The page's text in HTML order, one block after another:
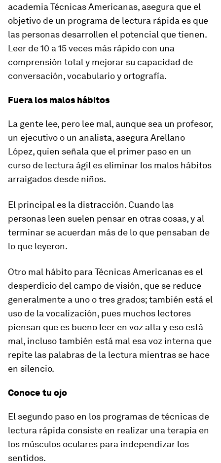
academia Técnicas Americanas, asegura que el
objetivo de un programa de lectura rápida es que
las personas desarrollen el potencial que tienen.
Leer de 10 a 15 veces más rápido con una
comprensión total y mejorar su capacidad de
conversación, vocabulario y ortografía.
Fuera los malos hábitos
La gente lee, pero lee mal, aunque sea un profesor,
un ejecutivo o un analista, asegura Arellano
López, quien señala que el primer paso en un
curso de lectura ágil es eliminar los malos hábitos
arraigados desde niños.
El principal es la distracción. Cuando las
personas leen suelen pensar en otras cosas, y al
terminar se acuerdan más de lo que pensaban de
lo que leyeron.
Otro mal hábito para Técnicas Americanas es el
desperdicio del campo de visión, que se reduce
generalmente a uno o tres grados; también está el
uso de la vocalización, pues muchos lectores
piensan que es bueno leer en voz alta y eso está
mal, incluso también está mal esa voz interna que
repite las palabras de la lectura mientras se hace
en silencio.
Conoce tu ojo
El segundo paso en los programas de técnicas de
lectura rápida consiste en realizar una terapia en
los músculos oculares para independizar los
sentidos.